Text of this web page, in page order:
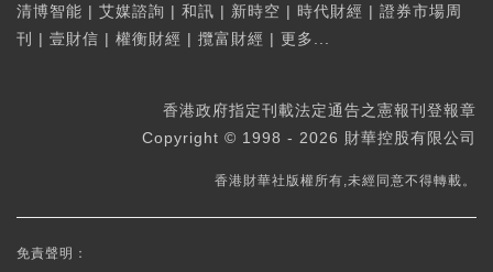
清博智能 | 艾媒諮詢 | 和訊 | 新時空 | 時代財經 | 證券市場周
刊
| 壹財信 | 權衡財經 | 攬富財經 | 更多...
香港政府指定刊載法定通告之憲報刊登報章
Copyright © 1998 - 2026 財華控股有限公司
香港財華社版權所有,未經同意不得轉載。
免責聲明：